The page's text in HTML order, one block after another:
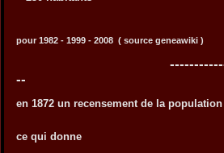
pour 1982 - 1999 - 2008 ( source geneawiki )
--
en 1872 un recensement de la
ce qui donne